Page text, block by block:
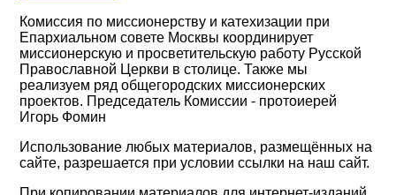
Комиссия по миссионерству и катехизации при
Епархиальном совете Москвы координирует
миссионерскую и просветительскую работу Русской
Православной Церкви в столице. Также мы
реализуем ряд общегородских миссионерских
проектов. Председатель Комиссии - протоиерей
Игорь Фомин
Использование любых материалов, размещённых на
сайте, разрешается при условии ссылки на наш сайт.